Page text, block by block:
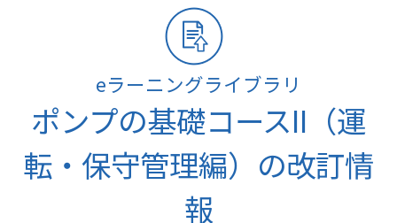
eラーニングライブラリ
ポンプの基礎コースII（運
転・保守管理編）の改訂情
報